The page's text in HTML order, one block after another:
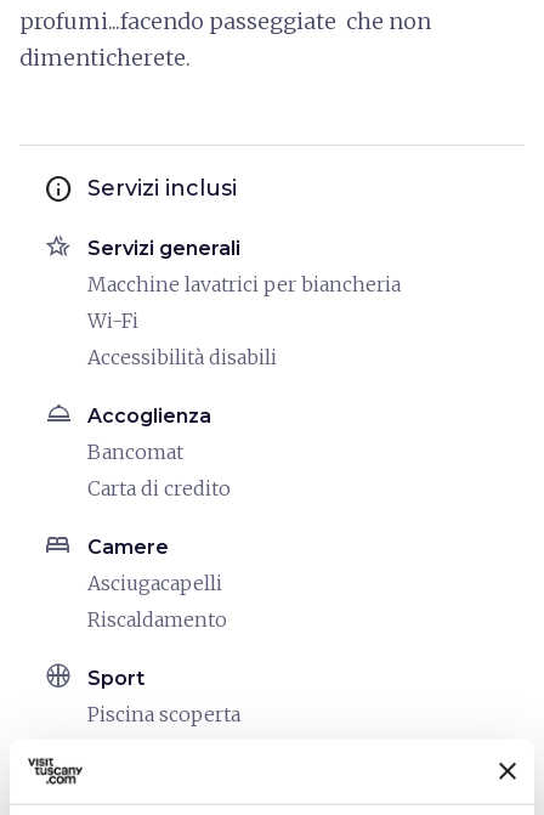
profumi...facendo passeggiate che non
dimenticherete.
info Servizi inclusi
hotel_class Servizi generali
Macchine lavatrici per biancheria
Wi-Fi
Accessibilità disabili
room_service Accoglienza
Bancomat
Carta di credito
bed Camere
Asciugacapelli
Riscaldamento
sports_basketball Sport
Piscina scoperta
celebration
Degustazione